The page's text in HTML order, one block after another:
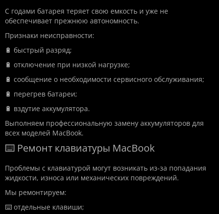
С годами батарея теряет свою емкость и уже не
обеспечивает прежнюю автономность.
Признаки неисправности:
🔋 быстрый разряд;
🔋 отключение при низкой нагрузке;
🔋 сообщение о необходимости сервисного обслуживания;
🔋 перегрев батареи;
🔋 вздутие аккумулятора.
Выполняем профессиональную замену аккумуляторов для
всех моделей MacBook.
⌨️ Ремонт клавиатуры MacBook
Проблемы с клавиатурой могут возникать из-за попадания
жидкости, износа или механических повреждений.
Мы ремонтируем:
⌨️ отдельные клавиши;